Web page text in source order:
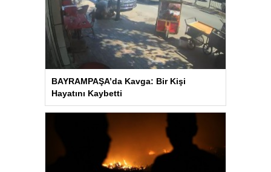
BAYRAMPAŞA’da Kavga: Bir Kişi
Hayatını Kaybetti